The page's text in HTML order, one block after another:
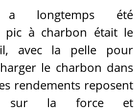
a longtemps été
pic à charbon était le
avec la pelle pour
le charbon dans
rendements reposent
sur la force et